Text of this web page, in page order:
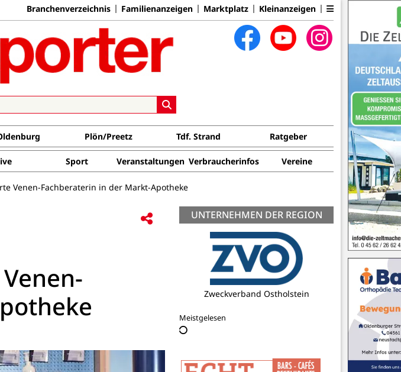
Branchenverzeichnis Familienanzeigen Marktplatz Kleinanzeigen
Plön/Preetz Tdf. Strand Ratgeber
Sport Veranstaltungen Verbraucherinfos Vereine
Venen-Fachberaterin in der Markt-Apotheke
UNTERNEHMEN DER REGION
Bauer Martin
Meistgelesen